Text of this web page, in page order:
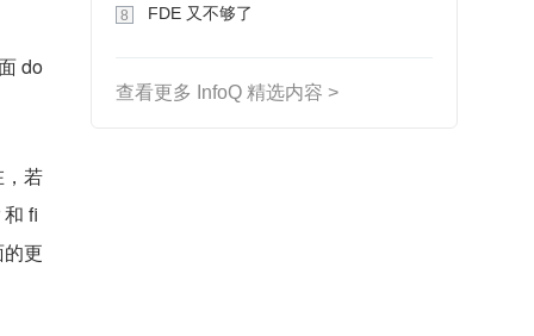
do
若
fi
更
8 FDE 又不够了
查看更多 InfoQ 精选内容 >